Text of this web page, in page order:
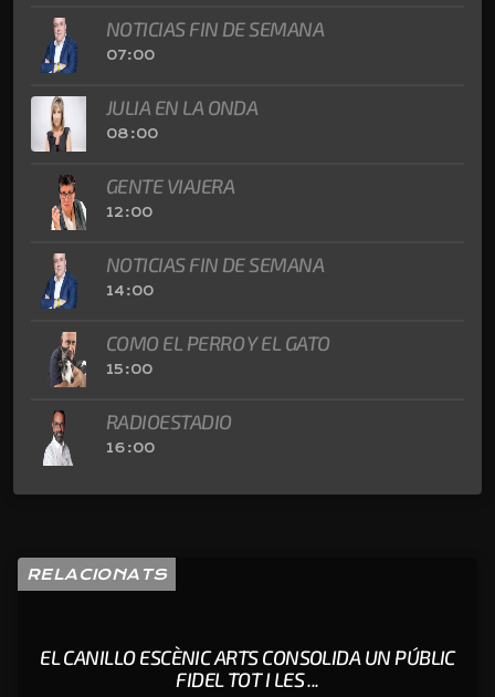
NOTICIAS FIN DE SEMANA
07:00
JULIA EN LA ONDA
08:00
GENTE VIAJERA
12:00
NOTICIAS FIN DE SEMANA
14:00
COMO EL PERRO Y EL GATO
15:00
RADIOESTADIO
16:00
RELACIONATS
EL CANILLO ESCÈNIC ARTS CONSOLIDA UN PÚBLIC
FIDEL TOT I LES ...